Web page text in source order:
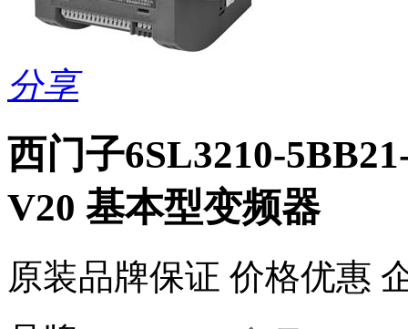
分享
西门子6SL3210-
V20 基本型变频器
原装品牌保证 价格优惠